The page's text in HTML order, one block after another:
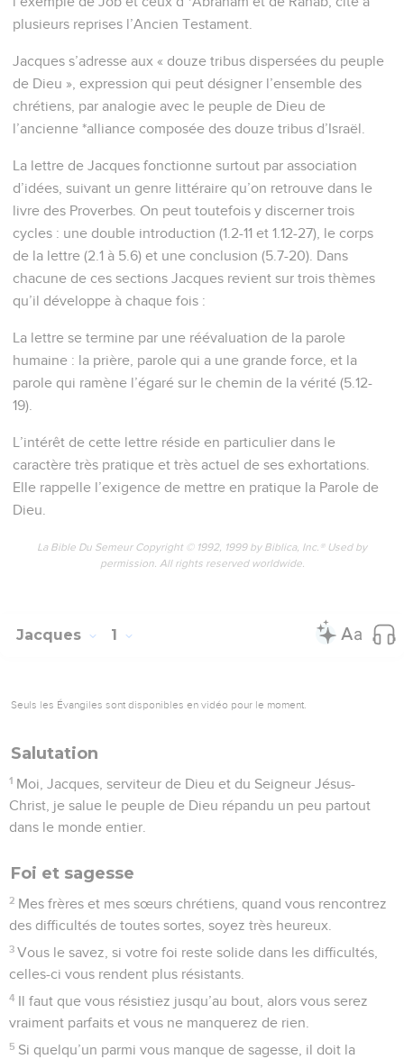
plusieurs reprises l’Ancien Testament.
Jacques s’adresse aux « douze tribus dispersées du peuple
de Dieu », expression qui peut désigner l’ensemble des
chrétiens, par analogie avec le peuple de Dieu de
l’ancienne *alliance composée des douze tribus d’Israël.
La lettre de Jacques fonctionne surtout par association
d’idées, suivant un genre littéraire qu’on retrouve dans le
livre des Proverbes. On peut toutefois y discerner trois
cycles : une double introduction (1.2-11 et 1.12-27), le corps
de la lettre (2.1 à 5.6) et une conclusion (5.7-20). Dans
chacune de ces sections Jacques revient sur trois thèmes
qu’il développe à chaque fois :
La lettre se termine par une réévaluation de la parole
humaine : la prière, parole qui a une grande force, et la
parole qui ramène l’égaré sur le chemin de la vérité (5.12-
19).
L’intérêt de cette lettre réside en particulier dans le
caractère très pratique et très actuel de ses exhortations.
Elle rappelle l’exigence de mettre en pratique la Parole de
Dieu.
La Bible Du Semeur Copyright © 1992, 1999 by Biblica, Inc.® Used by
permission. All rights reserved worldwide.
Jacques 1
Seuls les Évangiles sont disponibles en vidéo pour le moment.
Salutation
1 Moi, Jacques, serviteur de Dieu et du Seigneur Jésus-
Christ, je salue le peuple de Dieu répandu un peu partout
dans le monde entier.
Foi et sagesse
2 Mes frères et mes sœurs chrétiens, quand vous rencontrez
des difficultés de toutes sortes, soyez très heureux.
3 Vous le savez, si votre foi reste solide dans les difficultés,
celles-ci vous rendent plus résistants.
4 Il faut que vous résistiez jusqu’au bout, alors vous serez
vraiment parfaits et vous ne manquerez de rien.
5 Si quelqu’un parmi vous manque de sagesse, il doit la